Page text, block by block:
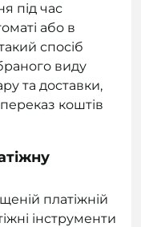
під час
або в
спосіб
виду
та доставки,
коштів
платіжній
інструменти